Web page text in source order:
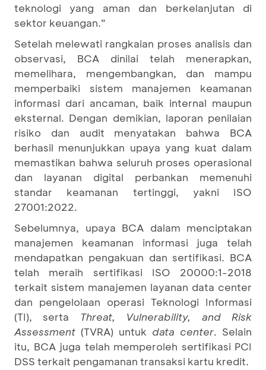
teknologi yang aman dan berkelanjutan di
sektor keuangan.”
Setelah melewati rangkaian proses analisis dan
observasi, BCA dinilai telah menerapkan,
memelihara, mengembangkan, dan mampu
memperbaiki sistem manajemen keamanan
informasi dari ancaman, baik internal maupun
eksternal. Dengan demikian, laporan penilaian
risiko dan audit menyatakan bahwa BCA
berhasil menunjukkan upaya yang kuat dalam
memastikan bahwa seluruh proses operasional
dan layanan digital perbankan memenuhi
standar keamanan tertinggi, yakni ISO
27001:2022.
Sebelumnya, upaya BCA dalam menciptakan
manajemen keamanan informasi juga telah
mendapatkan pengakuan dan sertifikasi. BCA
telah meraih sertifikasi ISO 20000:1-2018
terkait sistem manajemen layanan data center
dan pengelolaan operasi Teknologi Informasi
(TI), serta Threat, Vulnerability, and Risk
Assessment (TVRA) untuk data center. Selain
itu, BCA juga telah memperoleh sertifikasi PCI
DSS terkait pengamanan transaksi kartu kredit.